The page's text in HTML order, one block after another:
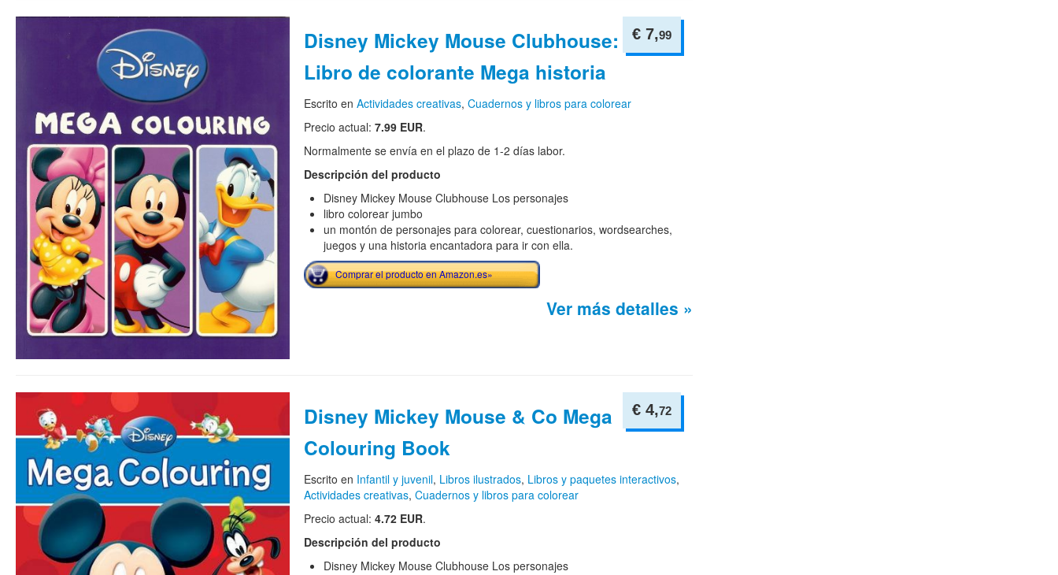
€ 7,99
Disney Mickey Mouse Clubhouse:
Libro de colorante Mega historia
Escrito en Actividades creativas, Cuadernos y libros para colorear
Precio actual: 7.99 EUR.
Normalmente se envía en el plazo de 1-2 días labor.
Descripción del producto
Disney Mickey Mouse Clubhouse Los personajes
libro colorear jumbo
un montón de personajes para colorear, cuestionarios, wordsearches,
juegos y una historia encantadora para ir con ella.
Comprar el producto en Amazon.es»
Ver más detalles »
€ 4,72
Disney Mickey Mouse & Co Mega
Colouring Book
Escrito en Infantil y juvenil, Libros ilustrados, Libros y paquetes interactivos,
Actividades creativas, Cuadernos y libros para colorear
Precio actual: 4.72 EUR.
Descripción del producto
Disney Mickey Mouse Clubhouse Los personajes